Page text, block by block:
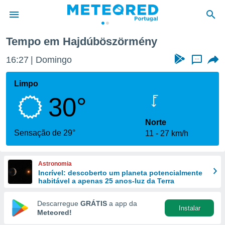
da
foi
fornecidas
a este
das
e
forma
digital
Tempo em Hajdúböszörmény
16:27 Domingo ...
Limpo
30°
Sensação de 29°
Norte
11
27 km/h
Astronomia
Incrível: descoberto um planeta potencialmente
habitável a apenas 25 anos-luz da Terra
Descarregue GRÁTIS a app da
Meteored!
Instalar